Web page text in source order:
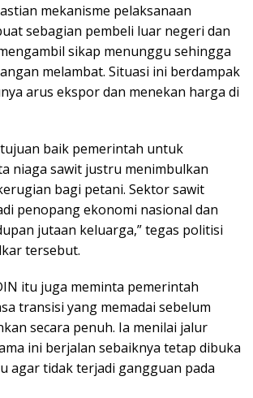
mekanisme pelaksanaan
sebagian pembeli luar negeri dan
sikap menunggu sehingga
melambat. Situasi ini berdampak
arus ekspor dan menekan harga di
tujuan baik pemerintah untuk
niaga sawit justru menimbulkan
bagi petani. Sektor sawit
penopang ekonomi nasional dan
jutaan keluarga,” tegas politisi
tersebut.
itu juga meminta pemerintah
transisi yang memadai sebelum
secara penuh. Ia menilai jalur
ini berjalan sebaiknya tetap dibuka
agar tidak terjadi gangguan pada